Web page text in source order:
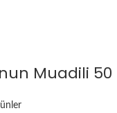
Muadili